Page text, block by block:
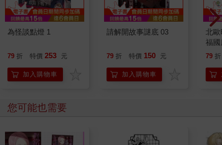
為怪談點燈 1
79 折 特價 253 元
加入購物車
請解開故事謎底 03
79 折 特價 150 元
加入購物車
北
福
79 折
您可能也需要